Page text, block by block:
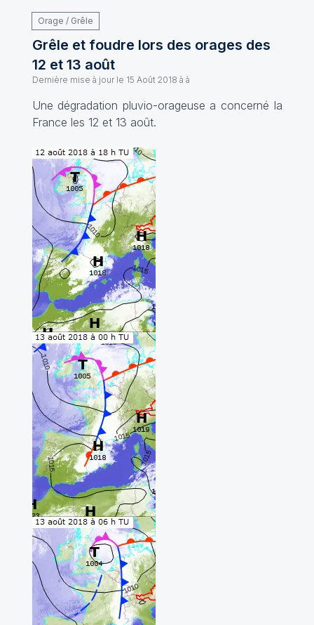
Orage / Grêle
Grêle et foudre lors des orages des
12 et 13 août
Dernière mise à jour le 15 Août 2018 à à
Une dégradation pluvio-orageuse a concerné la
France les 12 et 13 août.